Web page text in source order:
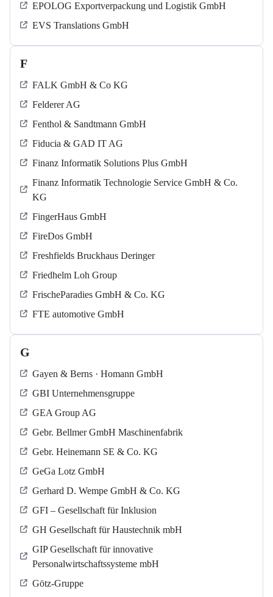
EPOLOG Exportverpackung und Logistik GmbH
EVS Translations GmbH
F
FALK GmbH & Co KG
Felderer AG
Fenthol & Sandtmann GmbH
Fiducia & GAD IT AG
Finanz Informatik Solutions Plus GmbH
Finanz Informatik Technologie Service GmbH & Co.
KG
FingerHaus GmbH
FireDos GmbH
Freshfields Bruckhaus Deringer
Friedhelm Loh Group
FrischeParadies GmbH & Co. KG
FTE automotive GmbH
G
Gayen & Berns · Homann GmbH
GBI Unternehmensgruppe
GEA Group AG
Gebr. Bellmer GmbH Maschinenfabrik
Gebr. Heinemann SE & Co. KG
GeGa Lotz GmbH
Gerhard D. Wempe GmbH & Co. KG
GFI – Gesellschaft für Inklusion
GH Gesellschaft für Haustechnik mbH
GIP Gesellschaft für innovative
Personalwirtschaftssysteme mbH
Götz-Gruppe